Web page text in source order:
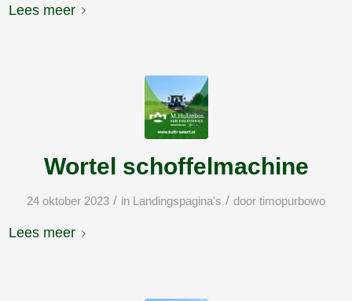
Lees meer
Wortel schoffelmachine
24 oktober 2023 / in Landingspagina's / door timopurbowo
Lees meer